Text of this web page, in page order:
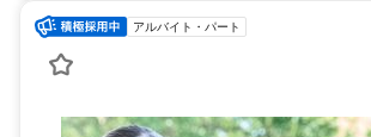
アルバイト・パート